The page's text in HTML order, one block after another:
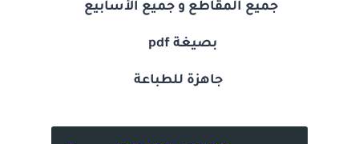
جميع المقاطع و جميع الأسابيع
بصيغة pdf
جاهزة للطباعة